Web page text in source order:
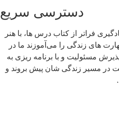
دسترسی سریع
فراتر از کتاب درس ها، با هنر
های زندگی را می‌آموزند ما در
مسئولیت و با برنامه ریزی به
مسیر زندگی شان پیش بروند و